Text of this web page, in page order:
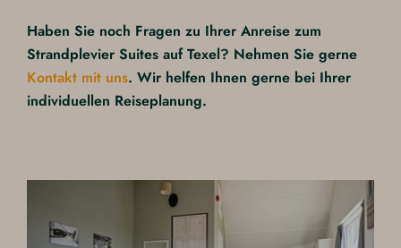
Haben Sie noch Fragen zu Ihrer Anreise zum
Strandplevier Suites auf Texel? Nehmen Sie gerne
Kontakt mit uns. Wir helfen Ihnen gerne bei Ihrer
individuellen Reiseplanung.